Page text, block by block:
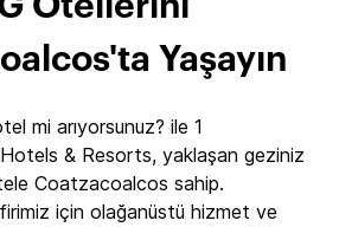
Otellerini
Yaşayın
mi arıyorsunuz? ile 1
& Resorts, yaklaşan geziniz
Coatzacoalcos sahip.
için olağanüstü hizmet ve